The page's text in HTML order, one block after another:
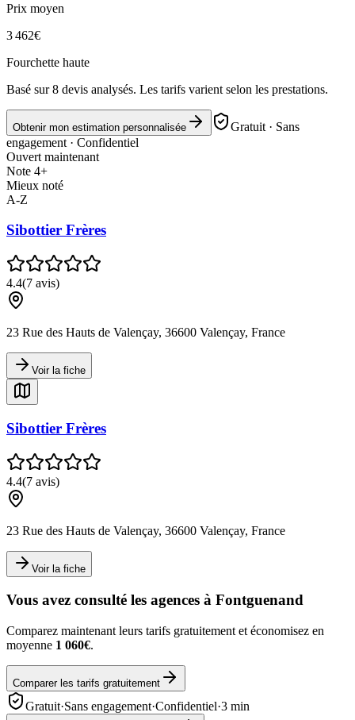
Prix moyen
3 462€
Fourchette haute
Basé sur8 devis analysés. Les tarifs varient selon les prestations.
Obtenir mon estimation personnalisée
Gratuit · Sans
engagement · Confidentiel
Ouvert maintenant
Note 4+
Mieux noté
A-Z
Sibottier Frères
4.4(7 avis)
23 Rue des Hauts de Valençay, 36600 Valençay, France
Voir la fiche
Sibottier Frères
4.4(7 avis)
23 Rue des Hauts de Valençay, 36600 Valençay, France
Voir la fiche
Vous avez consulté les agences à Fontguenand
Comparez maintenant leurs tarifs gratuitement et économisez en
moyenne 1 060€.
Comparer les tarifs gratuitement
Gratuit·Sans engagement·Confidentiel·3 min